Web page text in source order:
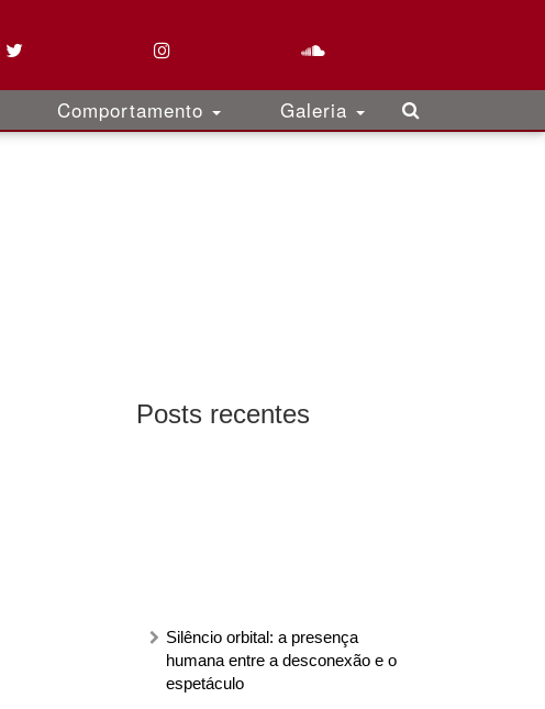
Comportamento Galeria
Posts recentes
Silêncio orbital: a presença
humana entre a desconexão e o
espetáculo